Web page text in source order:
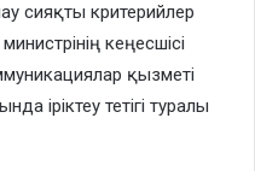
сияқты критерийлер
кеңесшісі
қызметі
іріктеу тетігі туралы